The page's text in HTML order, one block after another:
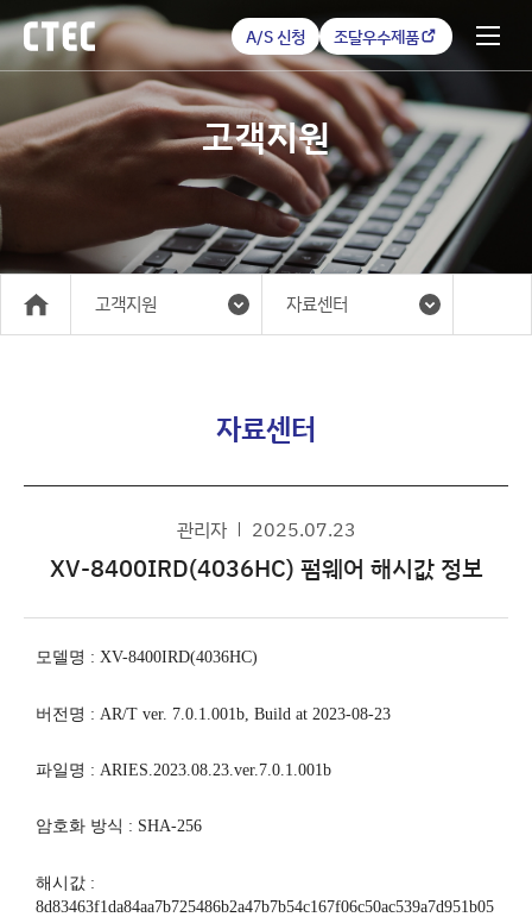
A/S 신청 조달우수제품
고객지원
메인 고객지원 자료센터
자료센터
관리자 2025.07.23
XV-8400IRD(4036HC) 펌웨어 해시값 정보
모델명 : XV-8400IRD(4036HC)
버전명 : AR/T ver. 7.0.1.001b, Build at 2023-08-23
파일명 : ARIES.2023.08.23.ver.7.0.1.001b
암호화 방식 : SHA-256
해시값 :
8d83463f1da84aa7b725486b2a47b7b54c167f06c50ac539a7d951b05